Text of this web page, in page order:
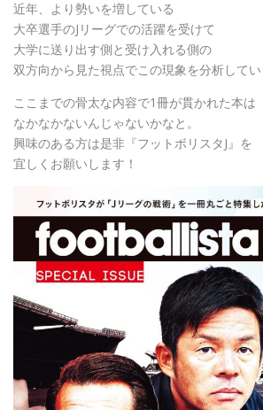
近年、より勢いを増している
大卒選手のJリーグでの活躍を受けて
大学に送り出す側と受け入れる側の
双方向から見た視点でこの現象を分析してい
ここまでの骨太な内容で1冊が貫かれた本は
なかなかないんじゃないかなと。
興味のある方は是非『フットボリスタJ』を
宜しくお願いします！